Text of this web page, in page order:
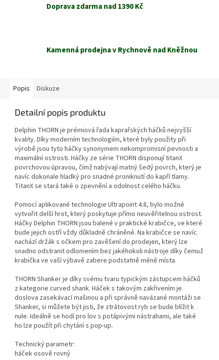
Doprava zdarma nad 1390 Kč
Kamenná prodejna v Rychnově nad Kněžnou
Popis Diskuze
Detailní popis produktu
Delphin THORN je prémiová řada kaprařských háčků nejvyšší
kvality. Díky moderním technologiím, které byly použity při
výrobě jsou tyto háčky synonymem nekompromisní pevnosti a
maximální ostrosti. Háčky ze série THORN disponují titanX
povrchovou úpravou, čímž nabývají matný šedý povrch, který je
navíc dokonale hladký pro snadné proniknutí do kapří tlamy.
TitanX se stará také o zpevnění a odolnost celého háčku.
Pomocí aplikované technologie Ultrapoint 4.8, bylo možné
vytvořit delší hrot, který poskytuje přímo neuvěřitelnou ostrost.
Háčky Delphin THORN jsou balené v praktické krabičce, ve které
bude jejich ostří vždy důkladně chráněné. Na krabičce se navíc
nachází držák s očkem pro zavěšení do prodejen, který lze
snadno odstranit odlomením bez jakéhokoli nástroje díky čemuž
krabička ve vaší výbavě zabere podstatně méně místa.
THORN Shanker je díky svému tvaru typickým zástupcem háčků
z kategorie curved shank. Háček s takovým zakřivením je
doslova zasekávací mašinou a při správně navázané montáži se
Shanker, si můžete být jisti, že ztrátovost ryb se bude blížit k
nule. Ideálně se hodí pro lov s potápivými nástrahami, ale také
ho lze použít při chytání s pop-up.
Technický parametr:
háček osově rovný